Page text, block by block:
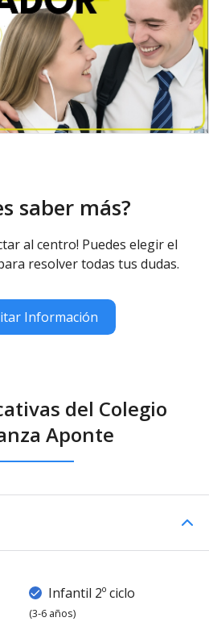
saber más?
al centro! Puedes elegir el
resolver todas tus dudas.
Información
del Colegio
Aponte
Infantil 2º ciclo
(3-6 años)